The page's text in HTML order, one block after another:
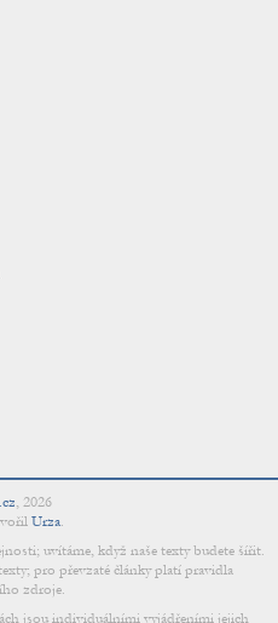
, 2026
Urza.
uvítáme, když naše texty budete šířit.
pro převzaté články platí pravidla
zdroje.
jsou individuálními vyjádřeními jejich